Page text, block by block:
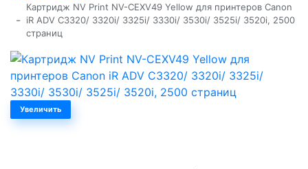
-
Картридж NV Print NV-CEXV49 Yellow для принтеров Canon
iR ADV C3320/ 3320i/ 3325i/ 3330i/ 3530i/ 3525i/ 3520i, 2500
страниц
Увеличить